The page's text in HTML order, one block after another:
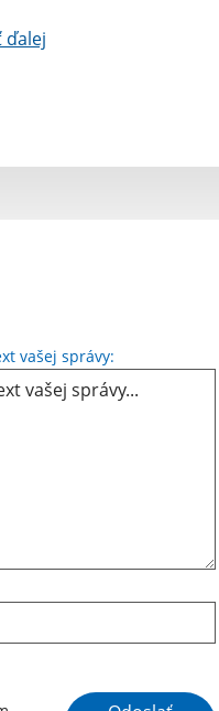
ďalej
vašej správy: Text vašej
Google reCaptcha